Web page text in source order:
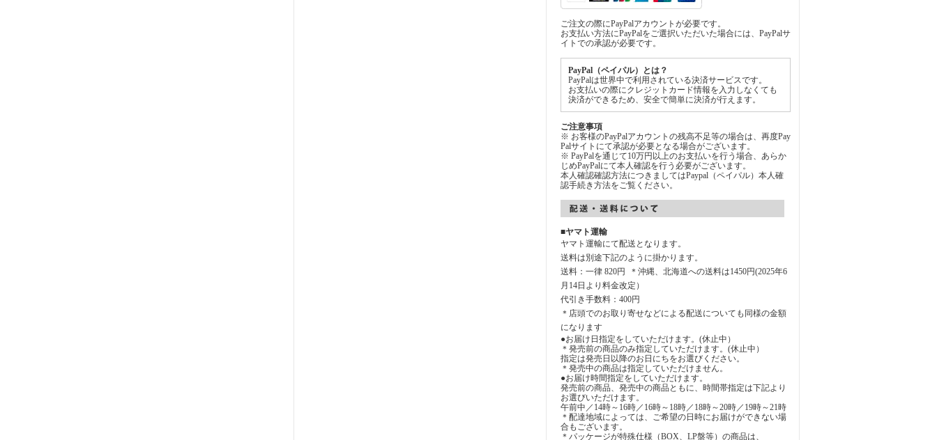
ご注文の際にPayPalアカウントが必要です。
お支払い方法にPayPalをご選択いただいた場合には、PayPalサ
イトでの承認が必要です。
PayPal（ペイパル）とは？
PayPalは世界中で利用されている決済サービスです。
お支払いの際にクレジットカード情報を入力しなくても
決済ができるため、安全で簡単に決済が行えます。
ご注意事項
※ お客様のPayPalアカウントの残高不足等の場合は、再度Pay
Palサイトにて承認が必要となる場合がございます。
※ PayPalを通じて10万円以上のお支払いを行う場合、あらか
じめPayPalにて本人確認を行う必要がございます。
本人確認確認方法につきましてはPaypal（ペイパル）本人確
認手続き方法をご覧ください。
■ヤマト運輸
ヤマト運輸にて配送となります。
送料は別途下記のように掛かります。
送料：一律 820円 ＊沖縄、北海道への送料は1450円(2025年6
月14日より料金改定）
代引き手数料：400円
＊店頭でのお取り寄せなどによる配送についても同様の金額
になります
●お届け日指定をしていただけます。(休止中）
＊発売前の商品のみ指定していただけます。(休止中）
指定は発売日以降のお日にちをお選びください。
＊発売中の商品は指定していただけません。
●お届け時間指定をしていただけます。
発売前の商品、発売中の商品ともに、時間帯指定は下記より
お選びいただけます。
午前中／14時～16時／16時～18時／18時～20時／19時～21時
＊配達地域によっては、ご希望の日時にお届けができない場
合もございます。
＊パッケージが特殊仕様（BOX、LP盤等）の商品は、